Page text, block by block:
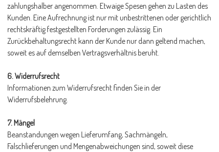
zahlungshalber angenommen. Etwaige Spesen gehen zu Lasten des
Kunden. Eine Aufrechnung ist nur mit unbestrittenen oder gerichtlich
rechtskräftig festgestellten Forderungen zulässig. Ein
Zurückbehaltungsrecht kann der Kunde nur dann geltend machen,
soweit es auf demselben Vertragsverhältnis beruht.
6. Widerrufsrecht
Informationen zum Widerrufsrecht finden Sie in der
Widerrufsbelehrung.
7. Mängel
Beanstandungen wegen Lieferumfang, Sachmängeln,
Falschlieferungen und Mengenabweichungen sind, soweit diese